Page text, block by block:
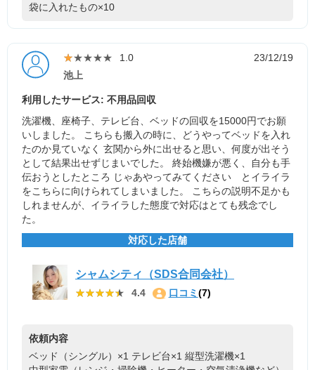
袋に入れたもの×10
★★★★★
★★★★★ 1.0
23/12/19
池上
利用したサービス: 不用品回収
洗濯機、座椅子、テレビ台、ベッドの回収を15000円でお願
いしました。 こちらも搬入の時に、どうやってベッドを入れ
たのか見ていなく 玄関から外に出せると思い、何度が出そう
として結果出せずじまいでした。 終始機嫌が悪く、自分も手
伝おうとしたところ じゃあやってみてください とイライラ
をこちらに向けられてしまいました。 こちらの説明不足かも
しれませんが、イライラした態度で対応はとても残念でし
た。
対応した店舗
シャムシティ（SDS合同会社）
★★★★★
★★★★★ 4.4 口コミ (7)
依頼内容
ベッド（シングル）×1 テレビ台×1 縦型洗濯機×1